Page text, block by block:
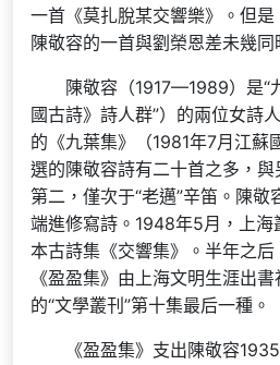
一首《莫扎脫某交響樂》。但
陳敬容的一首與劉榮恩差未幾同
陳敬容（1917—1989）是“
國古詩》詩人群”）的兩位女詩
的《九葉集》（1981年7月江蘇
選的陳敬容詩有二十首之多，與
第二，僅次于“老邁”辛笛。陳
端進修寫詩。1948年5月，上海
本古詩集《交響集》。半年之
《盈盈集》由上海文明生涯出
的“文學叢刊”第十集最后一種。
《盈盈集》支出陳敬容